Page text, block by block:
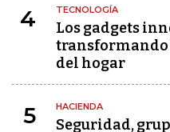
4 TECNOLOGÍA
Los gadgets
transformando
del hogar
5 HACIENDA
Seguridad,